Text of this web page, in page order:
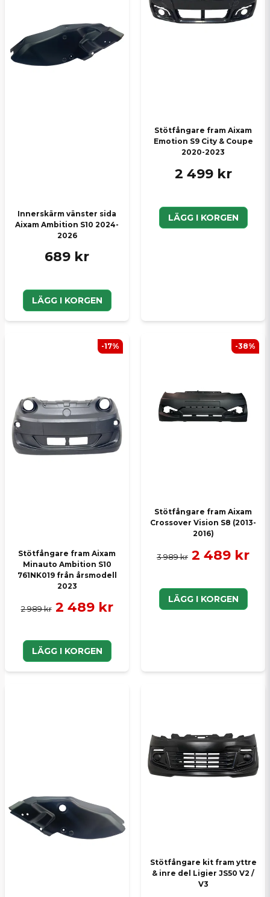
Innerskärm vänster sida
Aixam Ambition S10 2024-
2026
689 kr
LÄGG I KORGEN
Stötfångare fram Aixam
Emotion S9 City & Coupe
2020-2023
2 499 kr
LÄGG I KORGEN
Stötfångare fram Aixam
Minauto Ambition S10
761NK019 från årsmodell
2023
2 989 kr 2 489 kr
LÄGG I KORGEN
-17%
Stötfångare fram Aixam
Crossover Vision S8 (2013-
2016)
3 989 kr 2 489 kr
LÄGG I KORGEN
-38%
Stötfångare kit fram yttre
& inre del Ligier JS50 V2 /
V3